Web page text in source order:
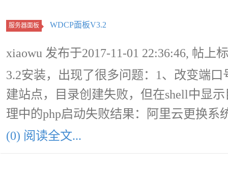
服务器面板 WDCP面板V3.2
xiaowu 发布于2017-11-01 22:36:46, 帖上
3.2安装，出现了很多问题：1、改变端
建站点，目录创建失败，但在shell中显
理中的php启动失败结果：阿里云更换系
(0) 阅读全文...